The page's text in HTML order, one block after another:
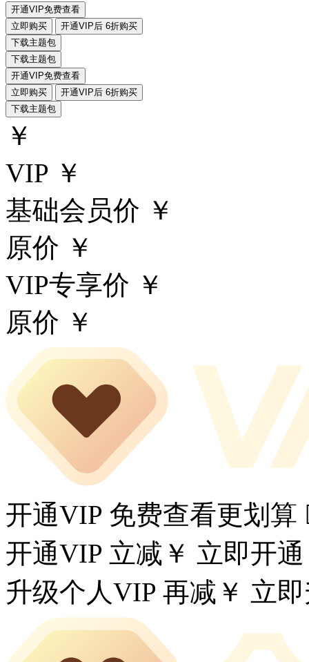
开通VIP免费查看
立即购买
开通VIP后 6折购买
下载主题包
下载主题包
开通VIP免费查看
立即购买
开通VIP后 6折购买
下载主题包
￥
VIP ￥
基础会员价 ￥
原价 ￥
VIP专享价 ￥
原价 ￥
开通VIP 免费查看更划算
开通VIP 立减￥ 立即开通
升级个人VIP 再减￥ 立